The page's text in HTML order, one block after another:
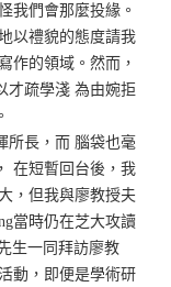
我們會那麼投緣。
以禮貌的態度請我
作的領域。然而，
才疏學淺 為由婉拒
長，而 腦袋也毫
在短暫回台後，我
，但我與廖教授夫
當時仍在芝大攻讀
生一同拜訪廖教
動，即便是學術研